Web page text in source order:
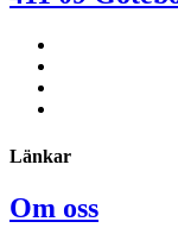
Länkar
Om oss